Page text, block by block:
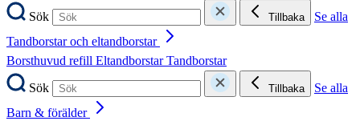
Sök
Tillbaka
Se alla
Tandborstar och eltandborstar
Borsthuvud refill EltandborstarTandborstar
Sök
Tillbaka
Se alla
Barn & förälder